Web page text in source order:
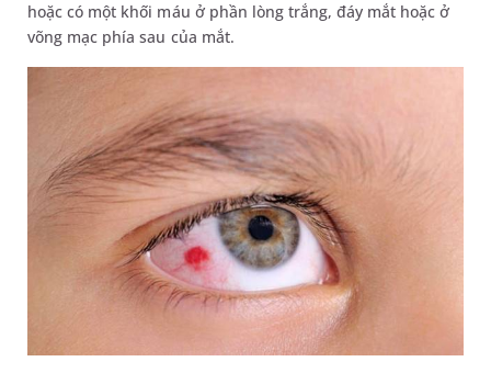
hoặc có một khối máu ở phần lòng trắng, đáy mắt hoặc ở
võng mạc phía sau của mắt.